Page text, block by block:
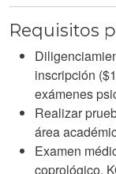
Requisitos
inscripción
exámenes
Realizar
área
Examen
coprológico,